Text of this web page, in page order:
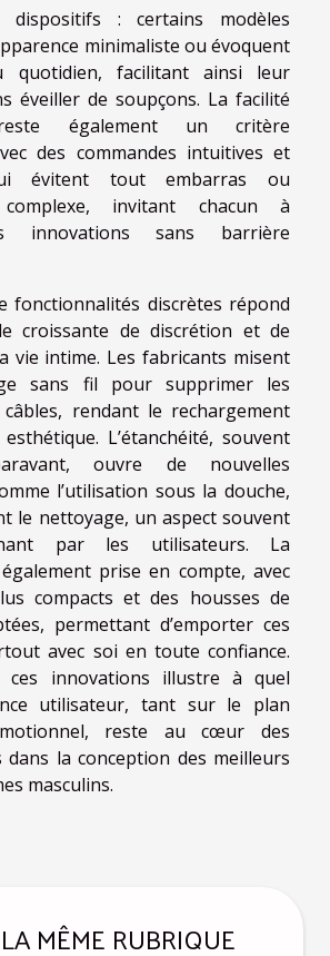
dispositifs : certains modèles
minimaliste ou évoquent
quotidien, facilitant ainsi leur
éveiller de soupçons. La facilité
également un critère
des commandes intuitives et
évitent tout embarras ou
complexe, invitant chacun à
innovations sans barrière
fonctionnalités discrètes répond
croissante de discrétion et de
vie intime. Les fabricants misent
sans fil pour supprimer les
rendant le rechargement
L’étanchéité, souvent
ouvre de nouvelles
l’utilisation sous la douche,
le nettoyage, un aspect souvent
par les utilisateurs. La
prise en compte, avec
compacts et des housses de
permettant d’emporter ces
avec soi en toute confiance.
ces innovations illustre à quel
utilisateur, tant sur le plan
reste au cœur des
dans la conception des meilleurs
masculins.
MÊME RUBRIQUE